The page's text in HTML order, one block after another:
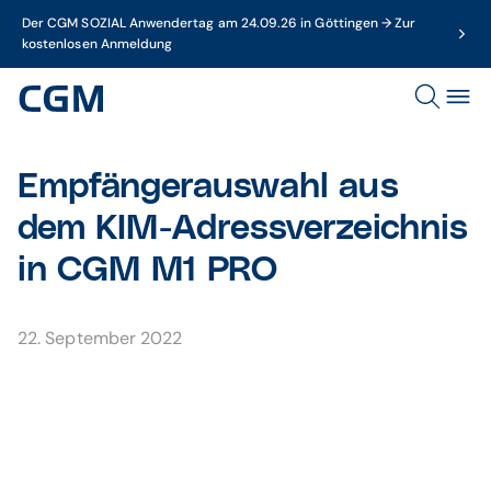
Der CGM SOZIAL Anwendertag am 24.09.26 in Göttingen → Zur
kostenlosen Anmeldung
Empfängerauswahl aus
dem KIM-Adressverzeichnis
in CGM M1 PRO
22. September 2022